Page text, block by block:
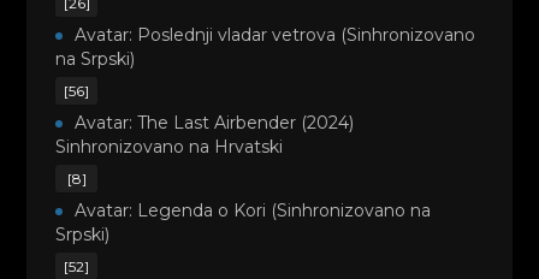
Avatar: Poslednji vladar vetrova (Sinhronizovano
na Srpski)
[56]
Avatar: The Last Airbender (2024)
Sinhronizovano na Hrvatski
[8]
Avatar: Legenda o Kori (Sinhronizovano na
Srpski)
[52]